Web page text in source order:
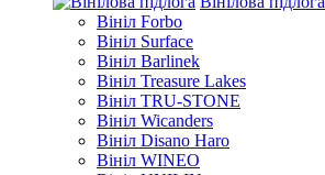
Вініл Forbo
Вініл Surface
Вініл Barlinek
Вініл Treasure Lakes
Вініл TRU-STONE
Вініл Wicanders
Вініл Disano Haro
Вініл WINEO